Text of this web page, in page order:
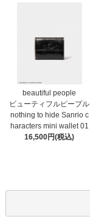
beautiful people
ビューティフルピープル
nothing to hide Sanrio c
haracters mini wallet⁠ 01
16,500円(税込)